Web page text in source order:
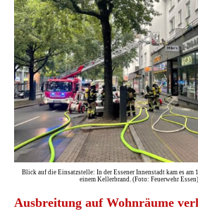
Blick auf die Einsatzstelle: In der Essener Innenstadt kam es am
einem Kellerbrand. (Foto: Feuerwehr Essen)
Ausbreitung auf Wohnräume